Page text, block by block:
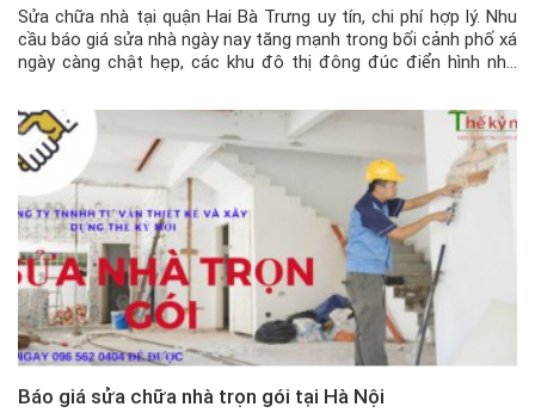
Sửa chữa nhà tại quận Hai Bà Trưng uy tín, chi phí hợp lý. Nhu
cầu báo giá sửa nhà ngày nay tăng mạnh trong bối cảnh phố xá
ngày càng chật hẹp, các khu đô thị đông đúc điển hình như
Báo giá sửa chữa nhà trọn gói tại Hà Nội